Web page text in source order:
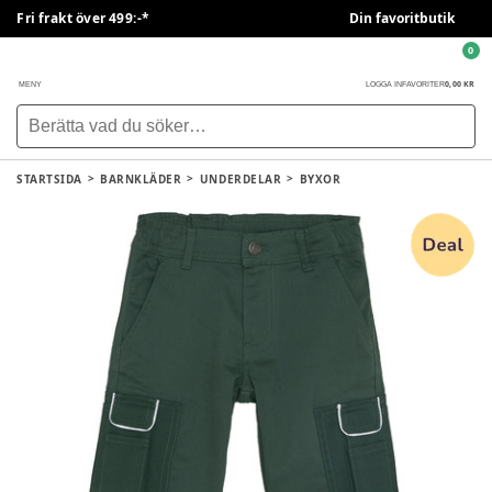
Fri frakt över 499:-* Din favoritbutik
MENY LOGGA IN FAVORITER0,00 KR
0
STARTSIDA BARNKLÄDER UNDERDELAR BYXOR